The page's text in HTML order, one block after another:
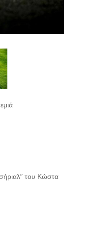
του Κώστα